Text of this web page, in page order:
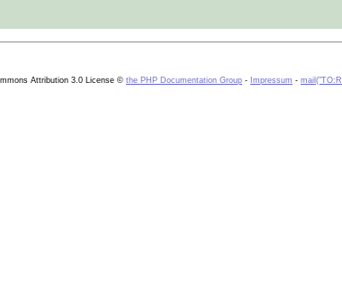
Attribution 3.0 License © the PHP Documentation Group - Impressum -